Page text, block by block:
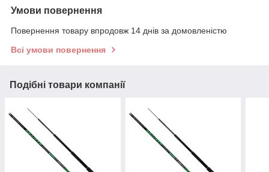
Умови повернення
Повернення товару впродовж 14 днів за домовленістю
Всі умови повернення
Подібні товари компанії